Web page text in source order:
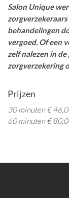
Salon Unique
behandelingen
vergoed. Of een
zelf nalezen in
zorgverzekering
Prijzen
30 minuten €
60 minuten €